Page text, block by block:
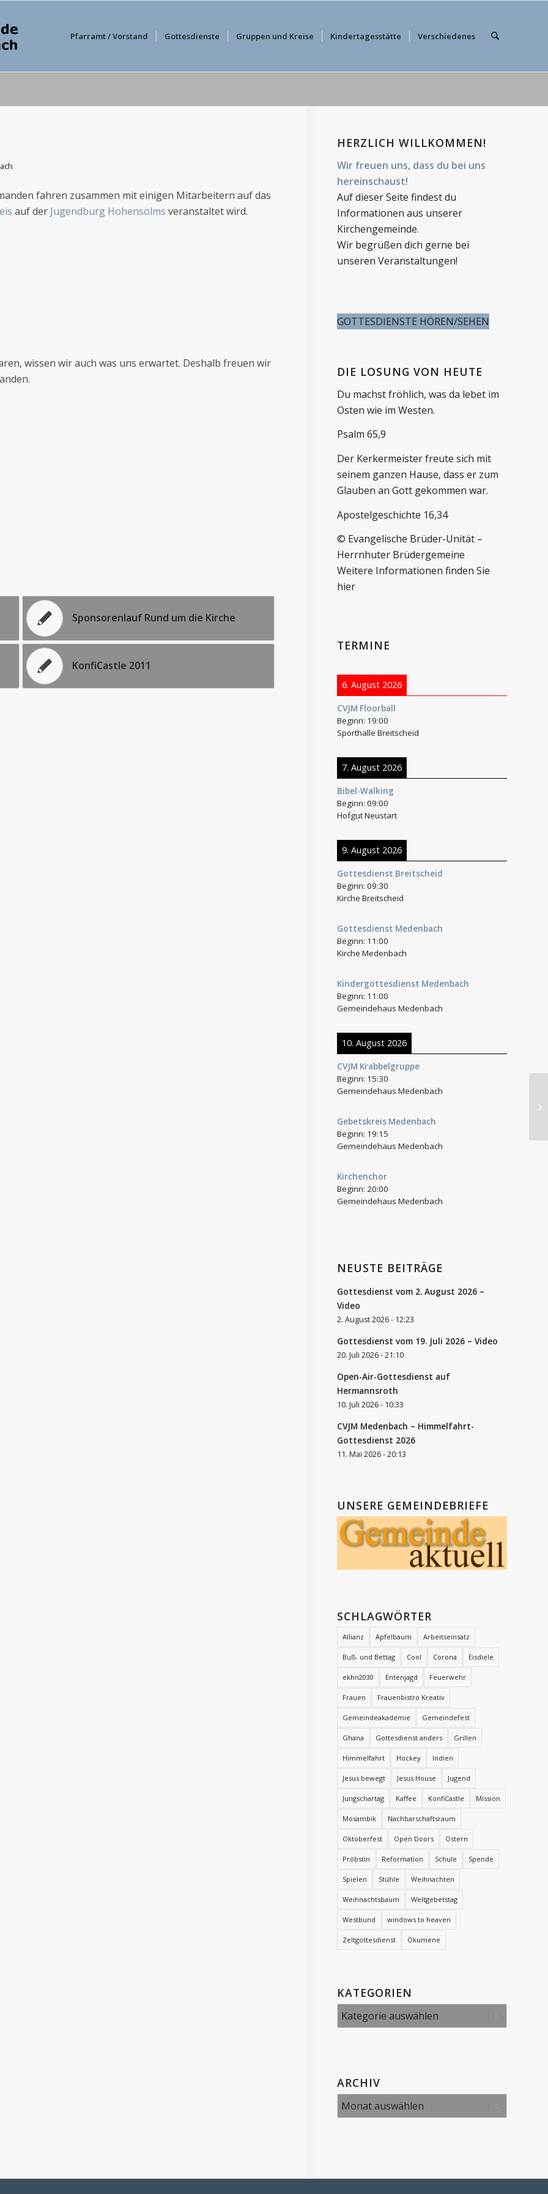
Pfarramt / Vorstand Gottesdienste Gruppen und Kreise Kindertagesstätte Verschiedenes
fahren zusammen mit einigen Mitarbeitern auf das
auf der Jugendburg Hohensolms veranstaltet wird.
wissen wir auch was uns erwartet. Deshalb freuen wir
Sponsorenlauf Rund um die Kirche
KonfiCastle 2011
HERZLICH WILLKOMMEN!
Wir freuen uns, dass du bei uns
hereinschaust!
Auf dieser Seite findest du
Informationen aus unserer
Kirchengemeinde.
Wir begrüßen dich gerne bei
unseren Veranstaltungen!
GOTTESDIENSTE HÖREN/SEHEN
DIE LOSUNG VON HEUTE
Du machst fröhlich, was da lebet im
Osten wie im Westen.
Psalm 65,9
Der Kerkermeister freute sich mit
seinem ganzen Hause, dass er zum
Glauben an Gott gekommen war.
Apostelgeschichte 16,34
© Evangelische Brüder-Unität –
Herrnhuter Brüdergemeine
Weitere Informationen finden Sie
hier
TERMINE
6. August 2026
CVJM Floorball
Beginn: 19:00
Sporthalle Breitscheid
7. August 2026
Bibel-Walking
Beginn:09:00
Hofgut Neustart
9. August 2026
Gottesdienst Breitscheid
Beginn:09:30
Kirche Breitscheid
Gottesdienst Medenbach
Beginn: 11:00
Kirche Medenbach
Kindergottesdienst Medenbach
Beginn: 11:00
Gemeindehaus Medenbach
10. August 2026
CVJM Krabbelgruppe
Beginn: 15:30
Gemeindehaus Medenbach
Gebetskreis Medenbach
Beginn: 19:15
Gemeindehaus Medenbach
Kirchenchor
Beginn:20:00
Gemeindehaus Medenbach
NEUSTE BEITRÄGE
Gottesdienst vom 2. August 2026 –
Video
2. August 2026 - 12:23
Gottesdienst vom 19. Juli 2026 – Video
20. Juli 2026 - 21:10
Open-Air-Gottesdienst auf
Hermannsroth
10. Juli 2026 - 10:33
CVJM Medenbach – Himmelfahrt-
Gottesdienst 2026
11. Mai 2026 - 20:13
UNSERE GEMEINDEBRIEFE
SCHLAGWÖRTER
Allianz Apfelbaum Arbeitseinsatz
Buß- und Bettag Cool Corona Eisdiele
ekhn2030 Entenjagd Feuerwehr
Frauen Frauenbistro Kreativ
Gemeindeakademie Gemeindefest
Ghana Gottesdienst anders Grillen
Himmelfahrt Hockey Indien
Jesus bewegt Jesus House Jugend
Jungschartag Kaffee KonfiCastle Mission
Mosambik Nachbarschaftsraum
Oktoberfest Open Doors Ostern
Pröbstin Reformation Schule Spende
Spielen Stühle Weihnachten
Weihnachtsbaum Weltgebetstag
Westbund windows to heaven
Zeltgottesdienst Ökumene
KATEGORIEN
Kategorien
ARCHIV